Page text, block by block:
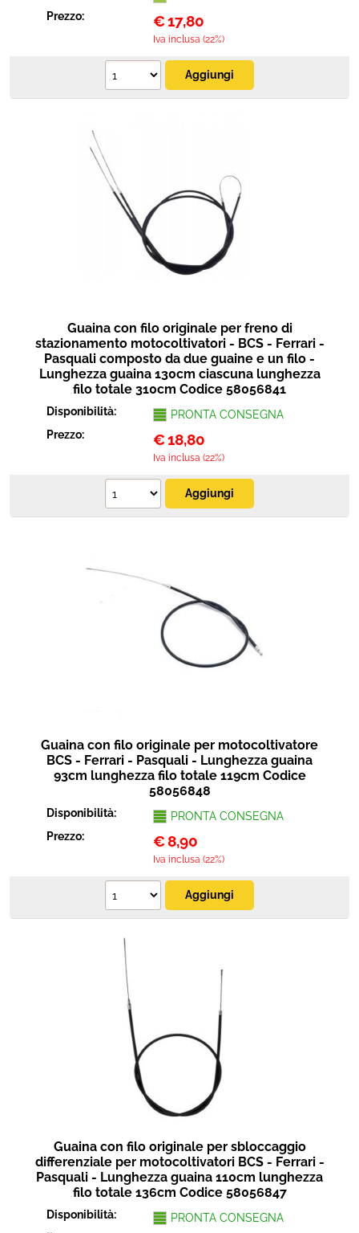
Prezzo:
€17,80
Iva inclusa (22%)
Guaina con filo originale per freno di
stazionamento motocoltivatori - BCS - Ferrari -
Pasquali composto da due guaine e un filo -
Lunghezza guaina 130cm ciascuna lunghezza
filo totale 310cm Codice 58056841
Disponibilità:
PRONTA CONSEGNA
Prezzo:
€18,80
Iva inclusa (22%)
Guaina con filo originale per motocoltivatore
BCS - Ferrari - Pasquali - Lunghezza guaina
93cm lunghezza filo totale 119cm Codice
58056848
Disponibilità:
PRONTA CONSEGNA
Prezzo:
€8,90
Iva inclusa (22%)
Guaina con filo originale per sbloccaggio
differenziale per motocoltivatori BCS - Ferrari -
Pasquali - Lunghezza guaina 110cm lunghezza
filo totale 136cm Codice 58056847
Disponibilità:
PRONTA CONSEGNA